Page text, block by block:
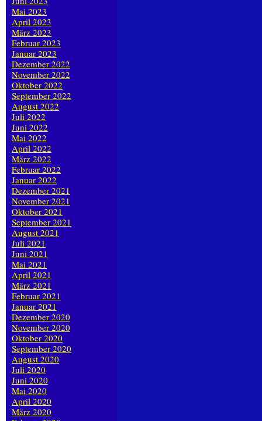
Mai 2023
April 2023
März 2023
Februar 2023
Januar 2023
Dezember 2022
November 2022
Oktober 2022
September 2022
August 2022
Juli 2022
Juni 2022
Mai 2022
April 2022
März 2022
Februar 2022
Januar 2022
Dezember 2021
November 2021
Oktober 2021
September 2021
August 2021
Juli 2021
Juni 2021
Mai 2021
April 2021
März 2021
Februar 2021
Januar 2021
Dezember 2020
November 2020
Oktober 2020
September 2020
August 2020
Juli 2020
Juni 2020
Mai 2020
April 2020
März 2020